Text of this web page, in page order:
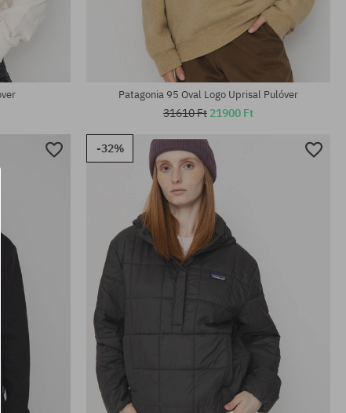
Elérhető méretek:
Patagonia 95 Oval Logo Uprisal Pulóver
31610 Ft 21900 Ft
-32%